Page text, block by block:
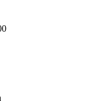
свяжутся с
наличии, если его